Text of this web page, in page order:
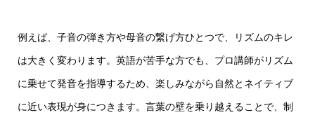
例えば、子音の弾き方や母音の繋げ方ひとつで、リズムのキレ
は大きく変わります。英語が苦手な方でも、プロ講師がリズム
に乗せて発音を指導するため、楽しみながら自然とネイティブ
に近い表現が身につきます。言葉の壁を乗り越えることで、制